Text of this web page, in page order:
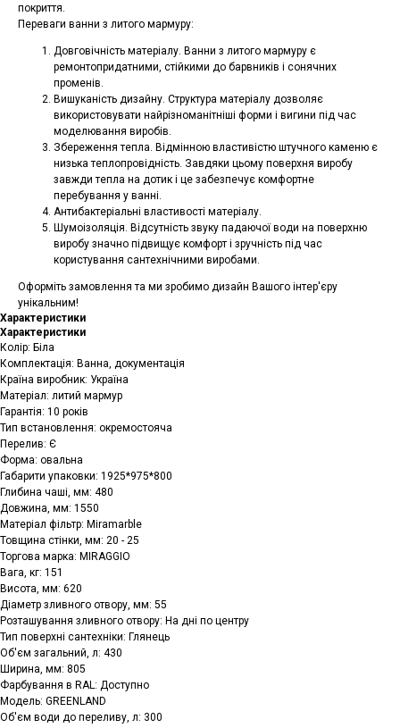
покриття.
Переваги ванни з литого мармуру:
Довговічність матеріалу. Ванни з литого мармуру є
ремонтопридатними, стійкими до барвників і сонячних
променів.
Вишуканість дизайну. Структура матеріалу дозволяє
використовувати найрізноманітніші форми і вигини під час
моделювання виробів.
Збереження тепла. Відмінною властивістю штучного каменю є
низька теплопровідність. Завдяки цьому поверхня виробу
завжди тепла на дотик і це забезпечує комфортне
перебування у ванні.
Антибактеріальні властивості матеріалу.
Шумоізоляція. Відсутність звуку падаючої води на поверхню
виробу значно підвищує комфорт і зручність під час
користування сантехнічними виробами.
Оформіть замовлення та ми зробимо дизайн Вашого інтер'єру
унікальним!
Характеристики
Характеристики
Колір: Біла
Комплектація: Ванна, документація
Країна виробник: Україна
Матеріал: литий мармур
Гарантія: 10 років
Тип встановлення: окремостояча
Перелив: Є
Форма: овальна
Габарити упаковки: 1925*975*800
Глибина чаші, мм: 480
Довжина, мм: 1550
Матеріал фільтр: Miramarble
Товщина стінки, мм: 20 - 25
Торгова марка: MIRAGGIO
Вага, кг: 151
Висота, мм: 620
Діаметр зливного отвору, мм: 55
Розташування зливного отвору: На дні по центру
Тип поверхні сантехніки: Глянець
Об'єм загальний, л: 430
Ширина, мм: 805
Фарбування в RAL: Доступно
Модель: GREENLAND
Об'єм води до переливу, л: 300